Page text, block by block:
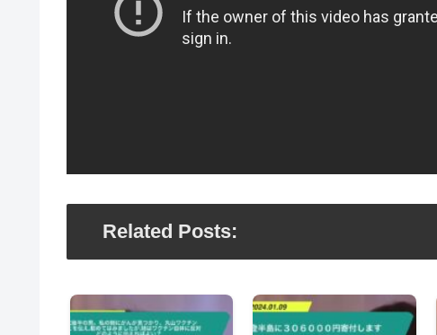
Related Posts: